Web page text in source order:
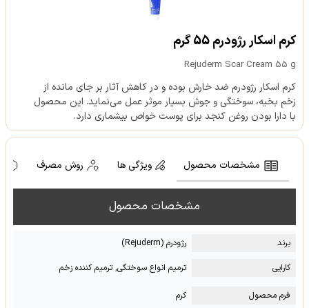
کرم اسکار رژودرم 55 گرم
Rejuderm Scar Cream 55 g
کرم اسکار رژودرم ضد خارش بوده و در کاهش آثار بر جای مانده از
زخم بخیه، سوختگی و جوش بسیار موثر عمل می‌نماید. این محصول
با دارا بودن روغن کنجد برای پوست خواص بیشماری دارد.
مشخصات محصول ویژگی ها روش مصرف
مشخصات محصول
برند
رژودرم (Rejuderm)
کارایی
ترمیم انواع سوختگی, ترمیم کننده زخم
فرم محصول
کرم